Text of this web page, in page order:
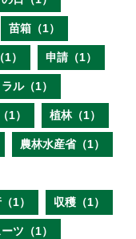
苗箱（1）
） 申請（1）
ル（1）
1） 植林（1）
農林水産省（1）
1） 収穫（1）
ツ（1）